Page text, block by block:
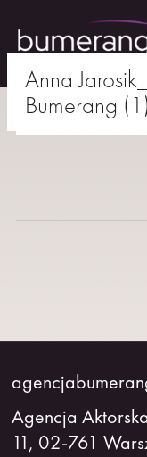
AKTORKI
WSPÓŁPRACA
O
NAS
content
Anna
Bumerang (1)
Agencja
11, 02-761